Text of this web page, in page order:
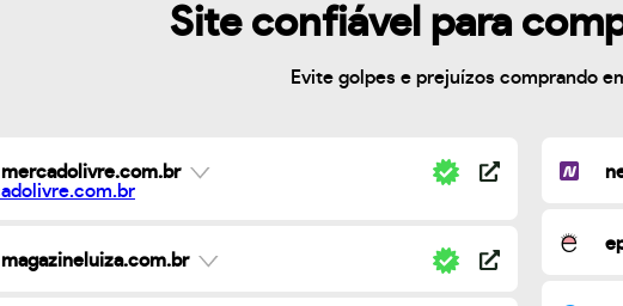
Site confiável para
Evite golpes e prejuízos comprando
mercadolivre.com.br
magazineluiza.com.br